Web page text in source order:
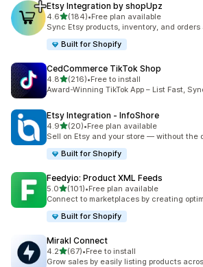
Etsy Integration by shopUpz
4.6별 5개 중
(184)
총 리뷰 184개
•Free plan available
Sync Etsy products, inventory, and
Built for Shopify
CedCommerce TikTok Shop
4.8별 5개 중
(216)
총 리뷰 216개
•Free to install
Award-Winning TikTok App – List Fast,
Etsy Integration ‑ InfoShore
4.9별 5개 중
(20)
총 리뷰 20개
•Free plan available
Sell on Etsy and your store — without the
Built for Shopify
Feedyio: Product XML Feeds
5.0별 5개 중
(101)
총 리뷰 101개
•Free plan available
Connect to marketplaces by creating
Built for Shopify
Mirakl Connect
4.2별 5개 중
(67)
총 리뷰 67개
•Free to install
Grow sales by easily listing products